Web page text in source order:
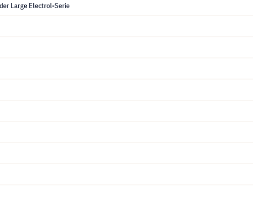
Large Electrol-Serie